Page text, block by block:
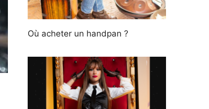
Où acheter un handpan ?